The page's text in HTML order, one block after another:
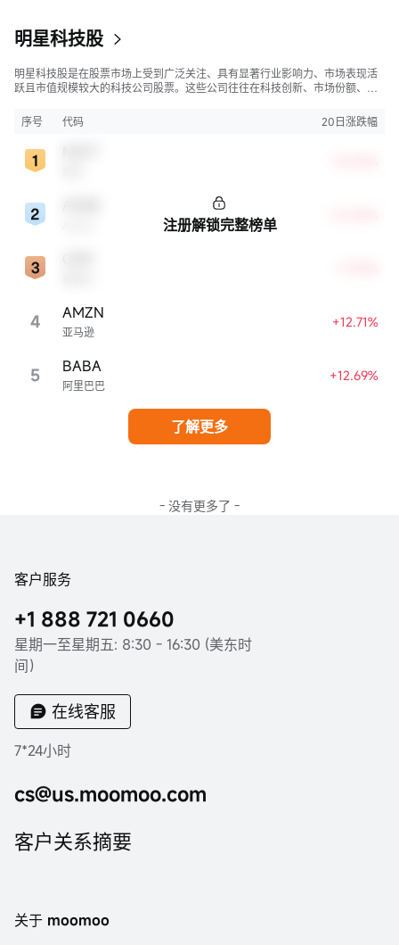
明星科技股
明星科技股是在股票市场上受到广泛关注、具有显著行业影响力、市场表现活
跃且市值规模较大的科技公司股票。这些公司往往在科技创新、市场份额、品
市，特别是科技行业板块乃至全球经济具有显著影响。
序号 代码 20日涨跌幅
4 亚马逊
AMZN +12.71%
5 阿里巴巴
BABA +12.69%
注册解锁完整榜单
了解更多
- 没有更多了 -
客户服务
+1 888 721 0660
星期一至星期五: 8:30 - 16:30 (美东时
间）
在线客服
7*24小时
cs@us.moomoo.com
客户关系摘要
关于 moomoo